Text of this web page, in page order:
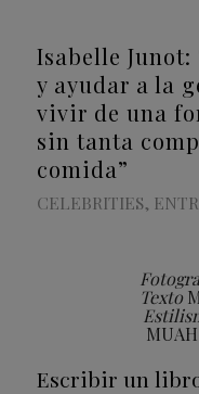
Isabelle
y ayudar a la
vivir de una
sin tanta
comida”
CELEBRITIES,
Texto
MUAH
Escribir un